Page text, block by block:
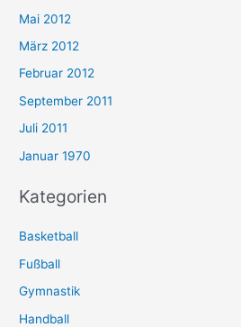
Mai 2012
März 2012
Februar 2012
September 2011
Juli 2011
Januar 1970
Kategorien
Basketball
Fußball
Gymnastik
Handball